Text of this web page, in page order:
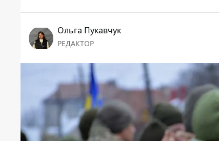
Ольга Пукавчук
РЕДАКТОР